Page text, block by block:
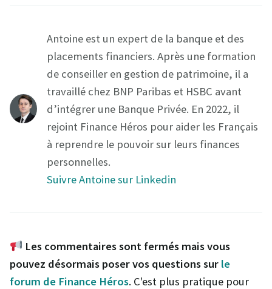
Antoine est un expert de la banque et des
placements financiers. Après une formation
de conseiller en gestion de patrimoine, il a
travaillé chez BNP Paribas et HSBC avant
d’intégrer une Banque Privée. En 2022, il
rejoint Finance Héros pour aider les Français
à reprendre le pouvoir sur leurs finances
personnelles.
Suivre Antoine sur Linkedin
Les commentaires sont fermés mais vous
pouvez désormais poser vos questions sur le
forum de Finance Héros. C'est plus pratique pour